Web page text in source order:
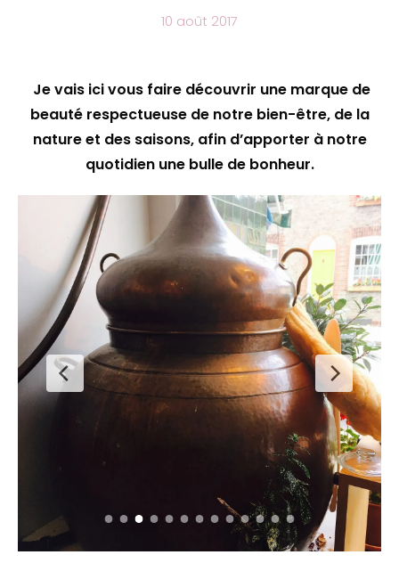
10 août 2017
Je vais ici vous faire découvrir une marque de
beauté respectueuse de notre bien-être, de la
nature et des saisons, afin d’apporter à notre
quotidien une bulle de bonheur.